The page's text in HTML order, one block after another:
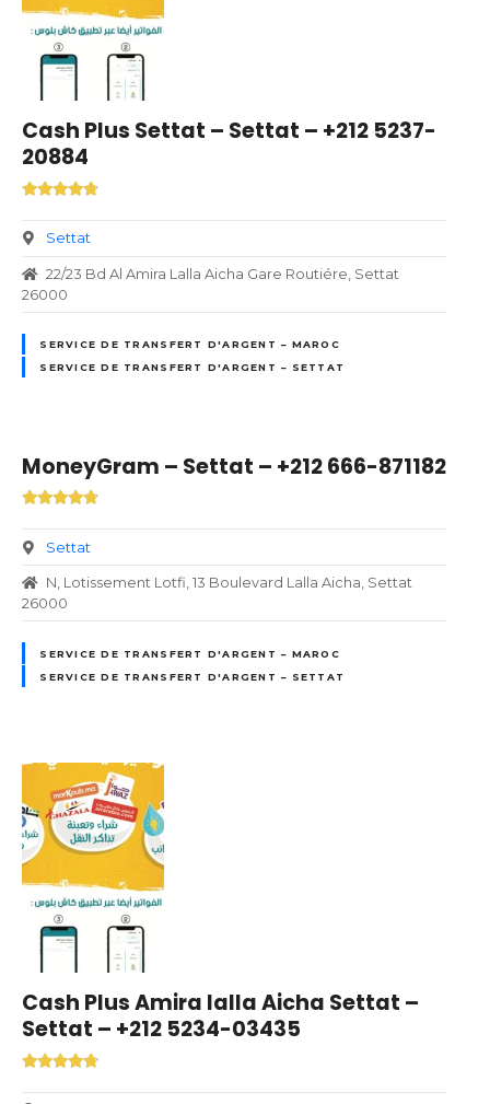
Cash Plus Settat – Settat – +212 5237-
20884
Settat
22/23 Bd Al Amira Lalla Aicha Gare Routiére, Settat
26000
SERVICE DE TRANSFERT D'ARGENT – MAROC
SERVICE DE TRANSFERT D'ARGENT – SETTAT
MoneyGram – Settat – +212 666-871182
Settat
N, Lotissement Lotfi, 13 Boulevard Lalla Aicha, Settat
26000
SERVICE DE TRANSFERT D'ARGENT – MAROC
SERVICE DE TRANSFERT D'ARGENT – SETTAT
Cash Plus Amira lalla Aicha Settat –
Settat – +212 5234-03435